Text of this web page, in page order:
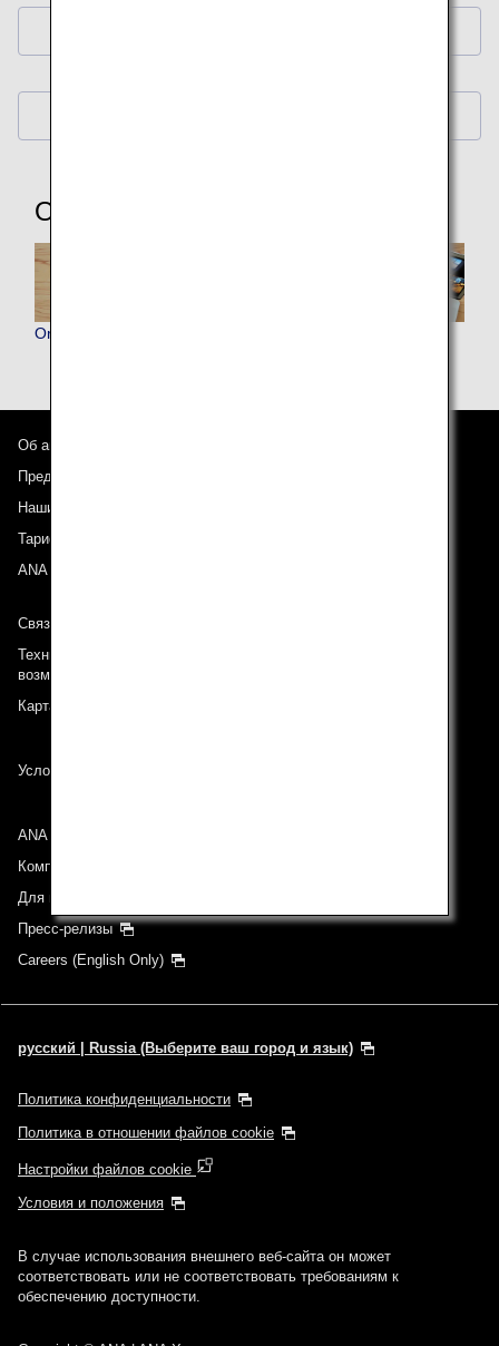
Other Items
Original ANA Virtual Backgrounds
Об авиакомпании ANA
Предложения и объявления
Наши направления
Тариф ANA Experience
ANA Mileage Club
Связь с ANA
Техническая поддержка (Для клиентов с ограниченными
возможностями)
Карта сайта
Условия перевозки
ANA Group
Компании группы
Для инвесторов
Пресс-релизы
Careers (English Only)
русский | Russia (Выберите ваш город и язык)
Политика конфиденциальности
Политика в отношении файлов cookie
Настройки файлов cookie
Условия и положения
В случае использования внешнего веб-сайта он может
соответствовать или не соответствовать требованиям к
обеспечению доступности.